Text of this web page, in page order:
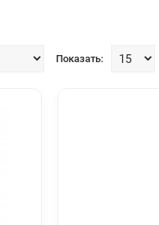
Показать: